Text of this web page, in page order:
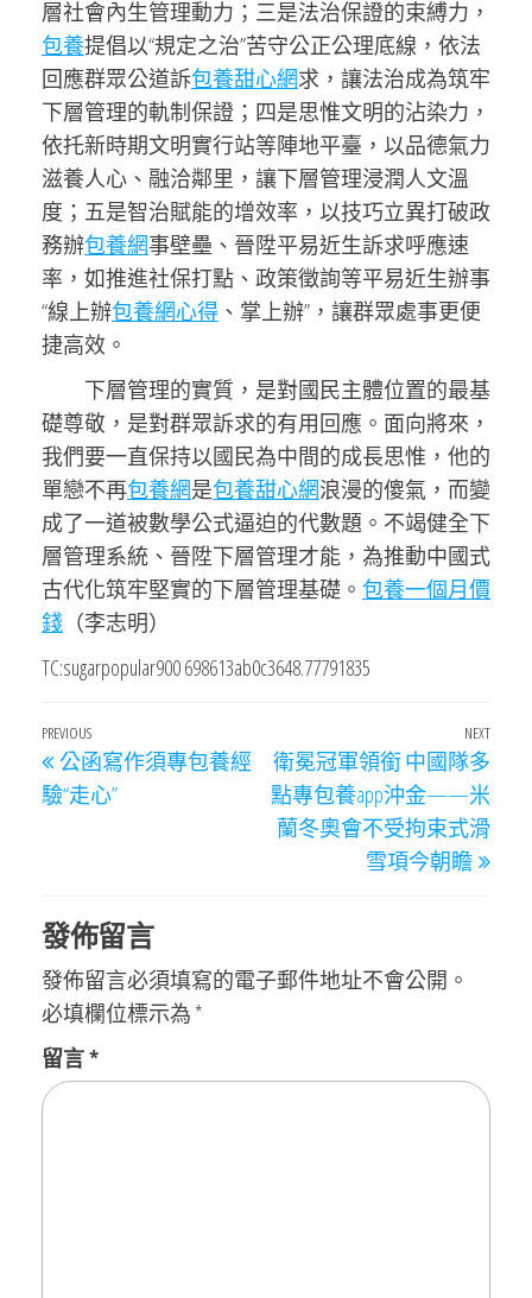
層社會內生管理動力；三是法治保證的束縛力，
包養提倡以“規定之治”苦守公正公理底線，依法
回應群眾公道訴包養甜心網求，讓法治成為筑牢
下層管理的軌制保證；四是思惟文明的沾染力，
依托新時期文明實行站等陣地平臺，以品德氣力
滋養人心、融洽鄰里，讓下層管理浸潤人文溫
度；五是智治賦能的增效率，以技巧立異打破政
務辦包養網事壁壘、晉陞平易近生訴求呼應速
率，如推進社保打點、政策徵詢等平易近生辦事
“線上辦包養網心得 、掌上辦”，讓群眾處事更便
捷高效。
下層管理的實質，是對國民主體位置的最基
礎尊敬，是對群眾訴求的有用回應。面向將來，
我們要一直保持以國民為中間的成長思惟，他的
單戀不再包養網是包養甜心網浪漫的傻氣，而變
成了一道被數學公式逼迫的代數題。不竭健全下
層管理系統、晉陞下層管理才能，為推動中國式
古代化筑牢堅實的下層管理基礎。 包養一個月價
錢 （李志明）
TC:sugarpopular900 698613ab0c3648.77791835
文
章
導
Previous
Post
PREVIOUS
公函寫作須專包養經
驗“走心”
Next
NEXT
衛冕冠軍領銜 中國隊多
點專包養app沖金——米
蘭冬奧會不受拘束式滑
雪項今朝瞻
發佈留言
發佈留言必須填寫的電子郵件地址不會公開。
必填欄位標示為 *
留言*